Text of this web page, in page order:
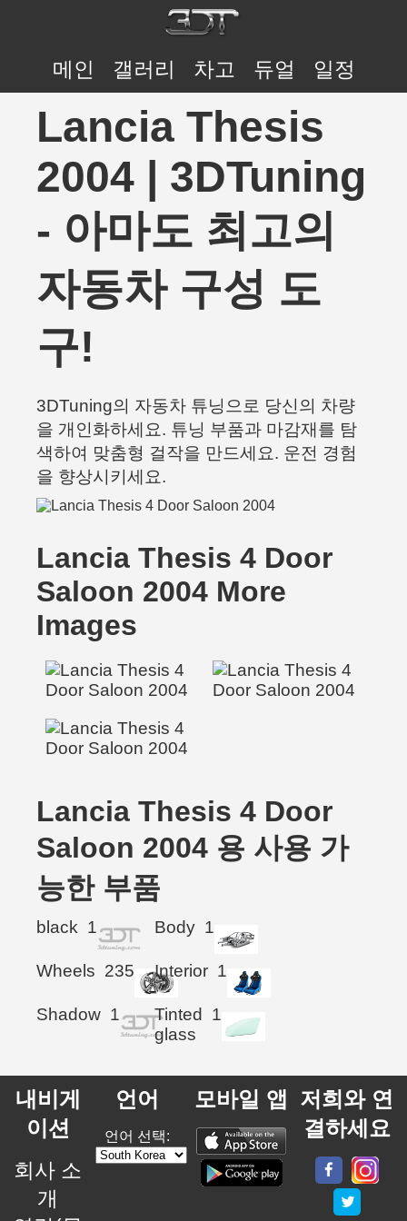
메인 갤러리 차고 듀얼 일정
Lancia Thesis
2004 | 3DTuning
- 아마도 최고의
자동차 구성 도
구!
3DTuning의 자동차 튜닝으로 당신의 차량
을 개인화하세요. 튜닝 부품과 마감재를 탐
색하여 맞춤형 걸작을 만드세요. 운전 경험
을 향상시키세요.
Lancia Thesis 4 Door
Saloon 2004 More
Images
Lancia Thesis 4 Door
Saloon 2004 용 사용 가
능한 부품
black 1 Body 1
Wheels 235 Interior 1
Shadow 1
Tinted
glass
1
내비게
이션
회사 소
개
언어
언어 선택:
모바일 앱 저희와 연
결하세요